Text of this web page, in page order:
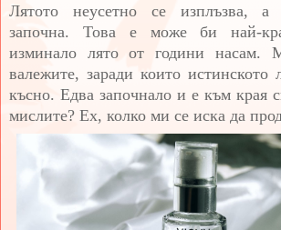
Лятото неусетно се изплъзва,
започна. Това е може би най-
изминало лято от години насам.
валежите, заради които истинското
късно. Едва започнало и е към края
мислите? Ех, колко ми се иска да